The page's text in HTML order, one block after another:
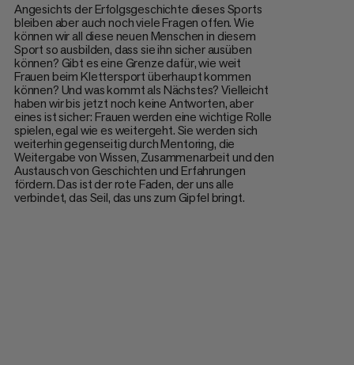
Angesichts der Erfolgsgeschichte dieses Sports
bleiben aber auch noch viele Fragen offen. Wie
können wir all diese neuen Menschen in diesem
Sport so ausbilden, dass sie ihn sicher ausüben
können? Gibt es eine Grenze dafür, wie weit
Frauen beim Klettersport überhaupt kommen
können? Und was kommt als Nächstes? Vielleicht
haben wir bis jetzt noch keine Antworten, aber
eines ist sicher: Frauen werden eine wichtige Rolle
spielen, egal wie es weitergeht. Sie werden sich
weiterhin gegenseitig durch Mentoring, die
Weitergabe von Wissen, Zusammenarbeit und den
Austausch von Geschichten und Erfahrungen
fördern. Das ist der rote Faden, der uns alle
verbindet, das Seil, das uns zum Gipfel bringt.